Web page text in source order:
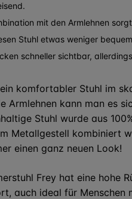
mit den Armlehnen
Stuhl etwas weniger
schneller sichtbar,
komfortabler Stuhl im
Armlehnen kann man es
Stuhl wurde aus
Metallgestell kombiniert
einen ganz neuen Look!
Frey hat eine hohe
auch ideal für Menschen